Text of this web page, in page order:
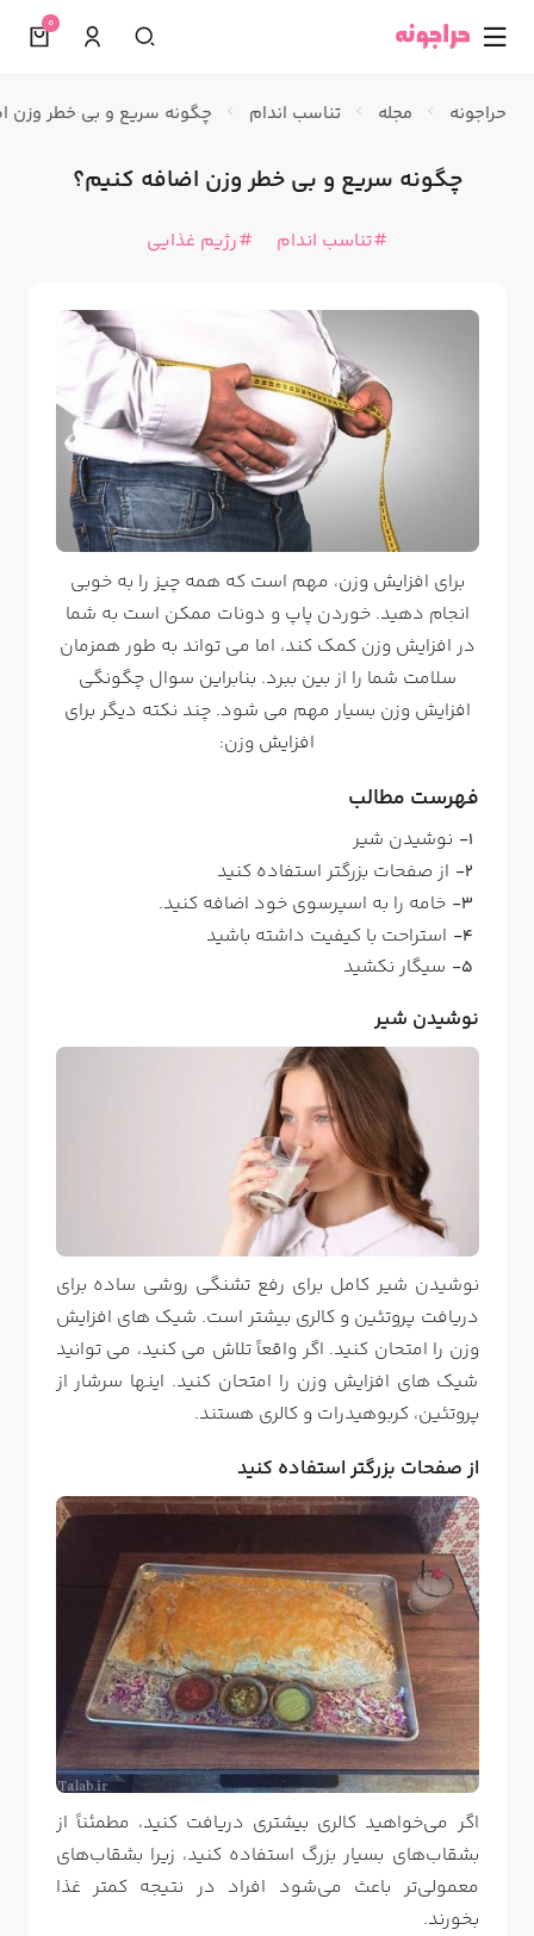
☰
0
حراجونه مجله تناسب اندام چگونه سریع و بی خطر وزن
چگونه سریع و بی خطر وزن اضافه کنیم؟
تناسب اندام رژیم غذایی
برای افزایش وزن، مهم است که همه چیز را به خوبی
انجام دهید. خوردن پاپ و دونات ممکن است به شما
در افزایش وزن کمک کند، اما می تواند به طور همزمان
سلامت شما را از بین ببرد. بنابراین سوال چگونگی
افزایش وزن بسیار مهم می شود. چند نکته دیگر برای
افزایش وزن:
فهرست مطالب
نوشیدن شیر
از صفحات بزرگتر استفاده کنید
خامه را به اسپرسوی خود اضافه کنید.
استراحت با کیفیت داشته باشید
سیگار نکشید
نوشیدن شیر
نوشیدن شیر کامل برای رفع تشنگی روشی ساده برای
دریافت پروتئین و کالری بیشتر است. شیک های افزایش
وزن را امتحان کنید. اگر واقعاً تلاش می کنید، می توانید
شیک های افزایش وزن را امتحان کنید. اینها سرشار از
پروتئین، کربوهیدرات و کالری هستند.
از صفحات بزرگتر استفاده کنید
اگر می‌خواهید کالری بیشتری دریافت کنید، مطمئناً از
بشقاب‌های بسیار بزرگ استفاده کنید، زیرا بشقاب‌های
معمولی‌تر باعث می‌شود افراد در نتیجه کمتر غذا
بخورند.